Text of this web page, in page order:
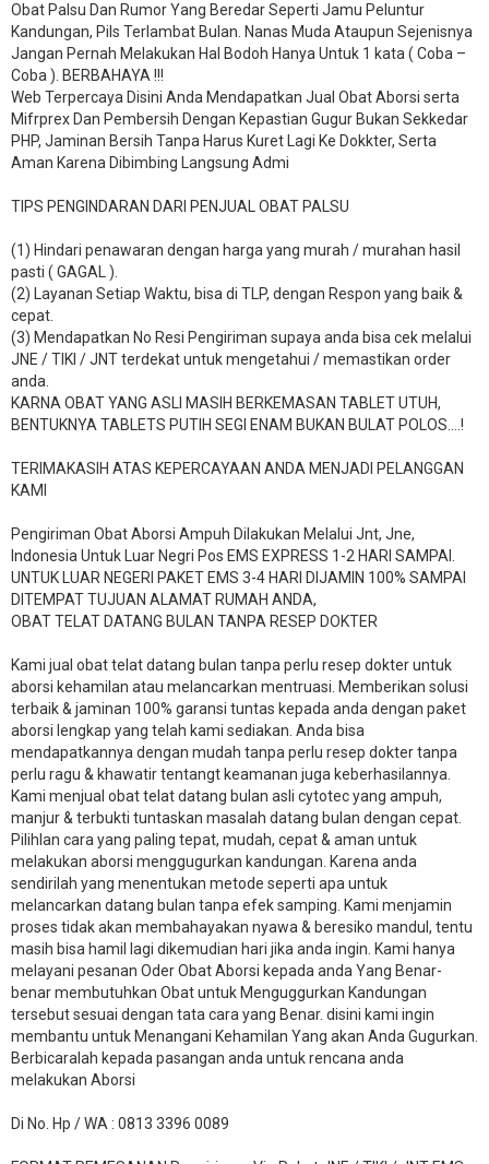
Obat Palsu Dan Rumor Yang Beredar Seperti Jamu Peluntur
Kandungan, Pils Terlambat Bulan. Nanas Muda Ataupun Sejenisnya
Jangan Pernah Melakukan Hal Bodoh Hanya Untuk 1 kata ( Coba –
Coba ). BERBAHAYA !!!
Web Terpercaya Disini Anda Mendapatkan Jual Obat Aborsi serta
Mifrprex Dan Pembersih Dengan Kepastian Gugur Bukan Sekkedar
PHP, Jaminan Bersih Tanpa Harus Kuret Lagi Ke Dokkter, Serta
Aman Karena Dibimbing Langsung Admi
TIPS PENGINDARAN DARI PENJUAL OBAT PALSU
(1) Hindari penawaran dengan harga yang murah / murahan hasil
pasti ( GAGAL ).
(2) Layanan Setiap Waktu, bisa di TLP, dengan Respon yang baik &
cepat.
(3) Mendapatkan No Resi Pengiriman supaya anda bisa cek melalui
JNE / TIKI / JNT terdekat untuk mengetahui / memastikan order
anda.
KARNA OBAT YANG ASLI MASIH BERKEMASAN TABLET UTUH,
BENTUKNYA TABLETS PUTIH SEGI ENAM BUKAN BULAT POLOS….!
TERIMAKASIH ATAS KEPERCAYAAN ANDA MENJADI PELANGGAN
KAMI
Pengiriman Obat Aborsi Ampuh Dilakukan Melalui Jnt, Jne,
Indonesia Untuk Luar Negri Pos EMS EXPRESS 1-2 HARI SAMPAI.
UNTUK LUAR NEGERI PAKET EMS 3-4 HARI DIJAMIN 100% SAMPAI
DITEMPAT TUJUAN ALAMAT RUMAH ANDA,
OBAT TELAT DATANG BULAN TANPA RESEP DOKTER
Kami jual obat telat datang bulan tanpa perlu resep dokter untuk
aborsi kehamilan atau melancarkan mentruasi. Memberikan solusi
terbaik & jaminan 100% garansi tuntas kepada anda dengan paket
aborsi lengkap yang telah kami sediakan. Anda bisa
mendapatkannya dengan mudah tanpa perlu resep dokter tanpa
perlu ragu & khawatir tentangt keamanan juga keberhasilannya.
Kami menjual obat telat datang bulan asli cytotec yang ampuh,
manjur & terbukti tuntaskan masalah datang bulan dengan cepat.
Pilihlan cara yang paling tepat, mudah, cepat & aman untuk
melakukan aborsi menggugurkan kandungan. Karena anda
sendirilah yang menentukan metode seperti apa untuk
melancarkan datang bulan tanpa efek samping. Kami menjamin
proses tidak akan membahayakan nyawa & beresiko mandul, tentu
masih bisa hamil lagi dikemudian hari jika anda ingin. Kami hanya
melayani pesanan Oder Obat Aborsi kepada anda Yang Benar-
benar membutuhkan Obat untuk Menguggurkan Kandungan
tersebut sesuai dengan tata cara yang Benar. disini kami ingin
membantu untuk Menangani Kehamilan Yang akan Anda Gugurkan.
Berbicaralah kepada pasangan anda untuk rencana anda
melakukan Aborsi
Di No. Hp / WA : 0813 3396 0089